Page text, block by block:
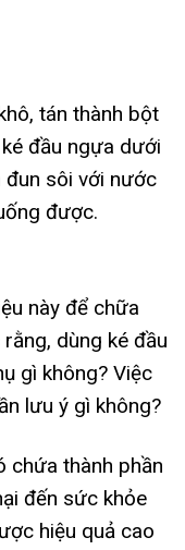
tán thành bột
đầu ngựa dưới
đun sôi với nước
được.
này để chữa
dùng ké đầu
gì không? Việc
lưu ý gì không?
chứa thành phần
đến sức khỏe
hiệu quả cao